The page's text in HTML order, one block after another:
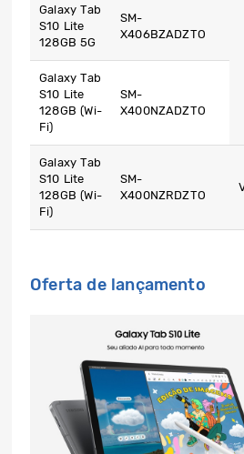
Galaxy Tab
S10 Lite
128GB 5G
SM-
X406BZADZTO
Galaxy Tab
S10 Lite
128GB (Wi-
Fi)
SM-
X400NZADZTO
Galaxy Tab
S10 Lite
128GB (Wi-
Fi)
SM-
X400NZRDZTO
Oferta de lançamento